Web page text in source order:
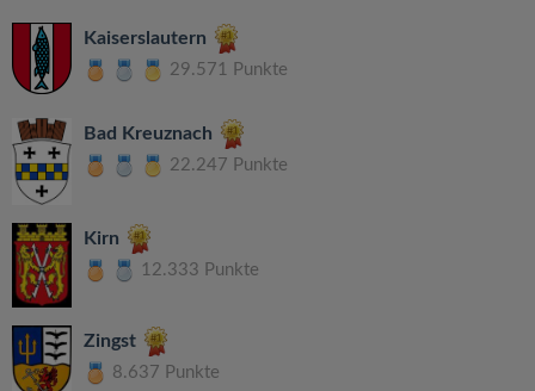
Kaiserslautern
29.571 Punkte
Bad Kreuznach
22.247 Punkte
Kirn
12.333 Punkte
Zingst
8.637 Punkte